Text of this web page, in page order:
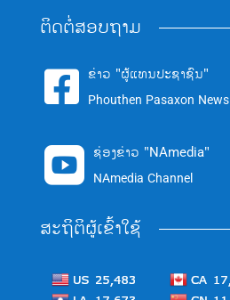
ຕິດຕໍ່ສອບຖາມ
 ຂ່າວ "ຜູ້ແທນປະຊາຊົນ"
Phouthen Pasaxon News
 ຊ່ອງຂ່າວ "NAmedia"
NAmedia Channel
ສະຖິຕິຜູ້ເຂົ້າໃຊ້